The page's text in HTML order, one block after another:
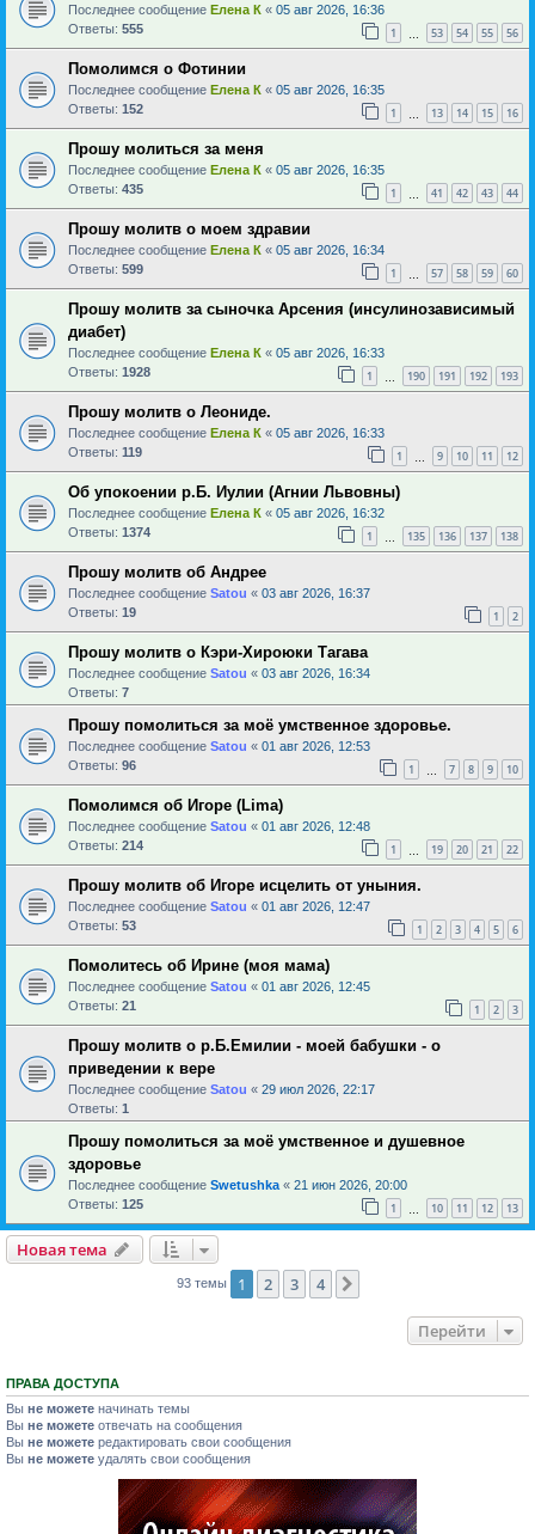
Последнее сообщение Елена К « 05 авг 2026, 16:36
Ответы: 555 1 53 54 55 56
Помолимся о Фотинии
Последнее сообщение Елена К « 05 авг 2026, 16:35
Ответы: 152 1 13 14 15 16
Прошу молиться за меня
Последнее сообщение Елена К « 05 авг 2026, 16:35
Ответы: 435 1 41 42 43 44
Прошу молитв о моем здравии
Последнее сообщение Елена К « 05 авг 2026, 16:34
Ответы: 599 1 57 58 59 60
Прошу молитв за сыночка Арсения (инсулинозависимый
диабет)
Последнее сообщение Елена К « 05 авг 2026, 16:33
Ответы: 1928 1 190 191 192 193
Прошу молитв о Леониде.
Последнее сообщение Елена К « 05 авг 2026, 16:33
Ответы: 119 1 9 10 11 12
Об упокоении р.Б. Иулии (Агнии Львовны)
Последнее сообщение Елена К « 05 авг 2026, 16:32
Ответы: 1374 1 135 136 137 138
Прошу молитв об Андрее
Последнее сообщение Satou « 03 авг 2026, 16:37
Ответы: 19 1 2
Прошу молитв о Кэри-Хироюки Тагава
Последнее сообщение Satou « 03 авг 2026, 16:34
Ответы: 7
Прошу помолиться за моё умственное здоровье.
Последнее сообщение Satou « 01 авг 2026, 12:53
Ответы: 96 1 7 8 9 10
Помолимся об Игоре (Lima)
Последнее сообщение Satou « 01 авг 2026, 12:48
Ответы: 214 1 19 20 21 22
Прошу молитв об Игоре исцелить от уныния.
Последнее сообщение Satou « 01 авг 2026, 12:47
Ответы: 53 1 2 3 4 5 6
Помолитесь об Ирине (моя мама)
Последнее сообщение Satou « 01 авг 2026, 12:45
Ответы: 21 1 2 3
Прошу молитв о р.Б.Емилии - моей бабушки - о
приведении к вере
Последнее сообщение Satou « 29 июл 2026, 22:17
Ответы: 1
Прошу помолиться за моё умственное и душевное
здоровье
Последнее сообщение Swetushka « 21 июн 2026, 20:00
Ответы: 125 1 10 11 12 13
Новая тема
93 темы 1 2 3 4
Перейти
ПРАВА ДОСТУПА
Вы не можете начинать темы
Вы не можете отвечать на сообщения
Вы не можете редактировать свои сообщения
Вы не можете удалять свои сообщения